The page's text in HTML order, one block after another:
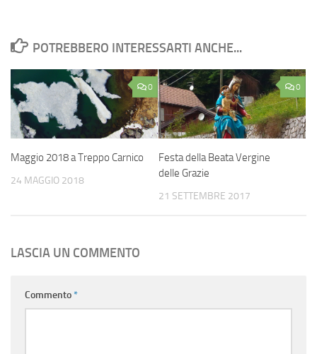
POTREBBERO INTERESSARTI ANCHE...
0
Maggio 2018 a Treppo Carnico
24 MAGGIO 2018
0
Festa della Beata Vergine
delle Grazie
21 SETTEMBRE 2017
LASCIA UN COMMENTO
Commento*